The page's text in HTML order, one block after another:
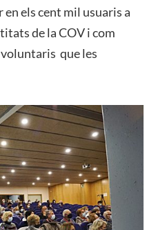
els cent mil usuaris a
de la COV i com
que les